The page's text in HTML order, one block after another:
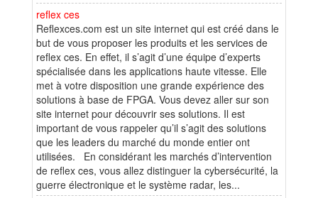
reflex ces
Reflexces.com est un site internet qui est créé dans le
but de vous proposer les produits et les services de
reflex ces. En effet, il s’agit d’une équipe d’experts
spécialisée dans les applications haute vitesse. Elle
met à votre disposition une grande expérience des
solutions à base de FPGA. Vous devez aller sur son
site internet pour découvrir ses solutions. Il est
important de vous rappeler qu’il s’agit des solutions
que les leaders du marché du monde entier ont
utilisées. En considérant les marchés d’intervention
de reflex ces, vous allez distinguer la cybersécurité, la
guerre électronique et le système radar, les...